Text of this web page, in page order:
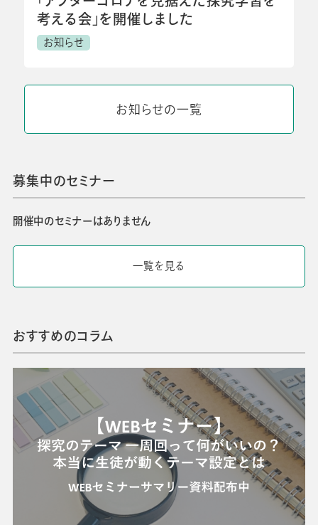
考える会」を開催しました
お知らせ
お知らせの一覧
募集中のセミナー
開催中のセミナーはありません
一覧を見る
おすすめのコラム